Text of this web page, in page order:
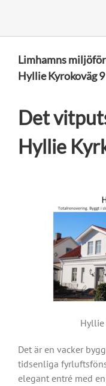
Limhamns
Hyllie Kyrokoväg 9
Det
Hyllie
Hyllie
Det är en vacker
tidsenliga
elegant entré med